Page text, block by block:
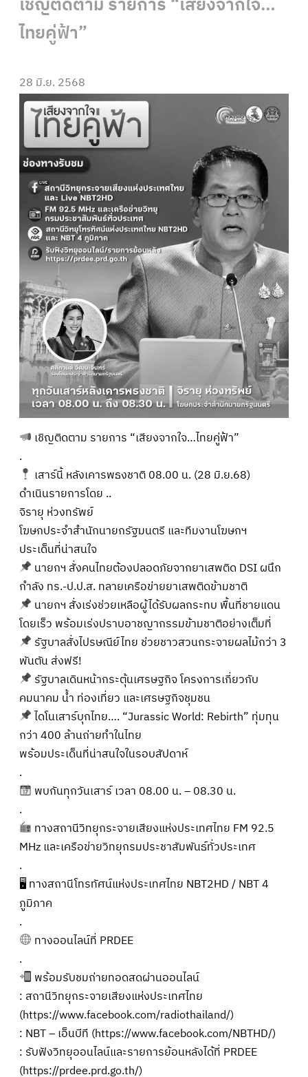
ไทยคู่ฟ้า”
28 มิ.ย. 2568
เชิญติดตาม รายการ “เสียงจากใจ…ไทยคู่ฟ้า”
.
เสาร์นี้ หลังเคารพธงชาติ 08.00 น. (28 มิ.ย.68)
ดำเนินรายการโดย ..
จิรายุ ห่วงทรัพย์
โฆษกประจำสำนักนายกรัฐมนตรี และทีมงานโฆษกฯ
ประเด็นที่น่าสนใจ
นายกฯ สั่งคนไทยต้องปลอดภัยจากยาเสพติด DSI ผนึก
กำลัง ทร.-ป.ป.ส. ทลายเครือข่ายยาเสพติดข้ามชาติ
นายกฯ สั่งเร่งช่วยเหลือผู้ได้รับผลกระทบ พื้นที่ชายแดน
โดยเร็ว พร้อมเร่งปราบอาชญากรรมข้ามชาติอย่างเต็มที่
รัฐบาลสั่งไปรษณีย์ไทย ช่วยชาวสวนกระจายผลไม้กว่า 3
พันตัน ส่งฟรี!
รัฐบาลเดินหน้ากระตุ้นเศรษฐกิจ โครงการเกี่ยวกับ
คมนาคม น้ำ ท่องเที่ยว และเศรษฐกิจชุมชน
ไดโนเสาร์บุกไทย…. “Jurassic World: Rebirth” ทุ่มทุน
กว่า 400 ล้านถ่ายทำในไทย
พร้อมประเด็นที่น่าสนใจในรอบสัปดาห์
.
พบกันทุกวันเสาร์ เวลา 08.00 น. – 08.30 น.
.
ทางสถานีวิทยุกระจายเสียงแห่งประเทศไทย FM 92.5
MHz และเครือข่ายวิทยุกรมประชาสัมพันธ์ทั่วประเทศ
.
🖥 ทางสถานีโทรทัศน์แห่งประเทศไทย NBT2HD / NBT 4
ภูมิภาค
.
ทางออนไลน์ที่ PRDEE
.
พร้อมรับชมถ่ายทอดสดผ่านออนไลน์
: สถานีวิทยุกระจายเสียงแห่งประเทศไทย
(https://www.facebook.com/radiothailand/)
: NBT – เอ็นบีที (https://www.facebook.com/NBTHD/)
: รับฟังวิทยุออนไลน์และรายการย้อนหลังได้ที่ PRDEE
(https://prdee.prd.go.th/)